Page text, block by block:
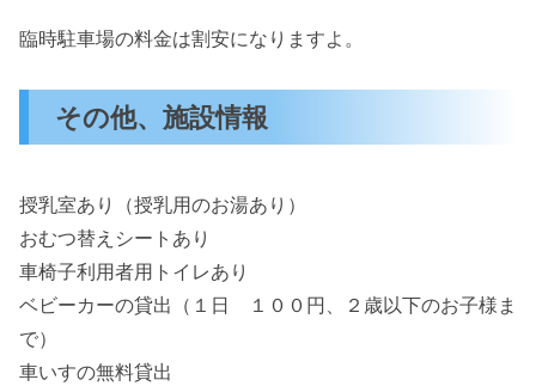
臨時駐車場の料金は割安になりますよ。
その他、施設情報
授乳室あり（授乳用のお湯あり）
おむつ替えシートあり
車椅子利用者用トイレあり
ベビーカーの貸出（１日 １００円、２歳以下のお子様ま
で）
車いすの無料貸出